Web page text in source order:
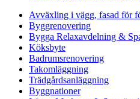
Avväxling i vägg, fasad för
Byggrenovering
Bygga Relaxavdelning &
Köksbyte
Badrumsrenovering
Takomläggning
Trädgårdsanläggning
Byggnationer